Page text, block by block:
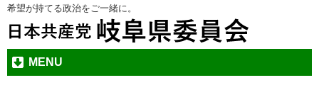
本
文
ジ
ャ
メ
ニ
ー
へ
希望が持てる政治をご一緒に。
MENU